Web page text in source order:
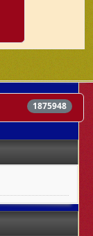
1875948